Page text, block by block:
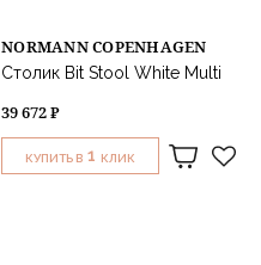
NORMANN COPENHAGEN
Столик Bit Stool White Multi
39 672 ₽
КУПИТЬ В 1 КЛИК